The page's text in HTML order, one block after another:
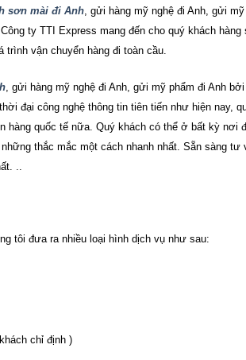
sơn mài đi Anh, gửi hàng mỹ nghệ đi Anh, gửi mỹ
ty TTI Express mang đến cho quý khách hàng
trình vận chuyển hàng đi toàn cầu.
, gửi hàng mỹ nghệ đi Anh, gửi mỹ phẩm đi Anh
đại công nghệ thông tin tiên tiến như hiện nay,
hàng quốc tế nữa. Quý khách có thể ở bất kỳ nơi
thắc mắc một cách nhanh nhất. Sẵn sàng tư
..
tôi đưa ra nhiều loại hình dịch vụ như sau:
chỉ định )